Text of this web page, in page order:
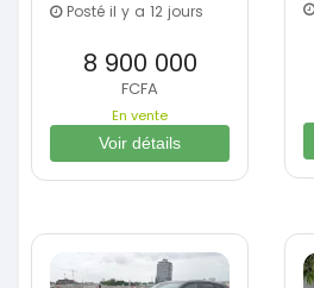
Posté il y a 12 jours
8 900 000
FCFA
En vente
Voir détails